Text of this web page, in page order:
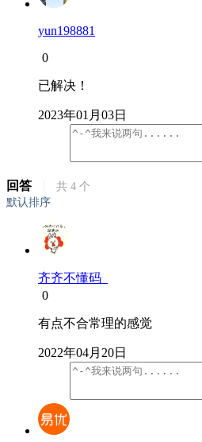
yun198881
0
已解决！
2023年01月03日
回答 共 4 个
默认排序
齐齐不懂码
0
有点不合常理的感觉
2022年04月20日